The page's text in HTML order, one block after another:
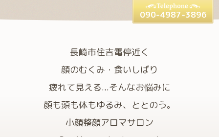
長崎市住吉電停近く
顔のむくみ・食いしばり
疲れて見える...そんなお悩みに
顔も頭も体もゆるみ、ととのう。
小顔整顔アロマサロン
090-4987-3896